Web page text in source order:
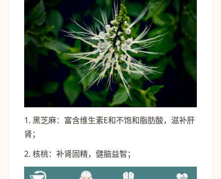
1. 黑芝麻：富含维生素E和不饱和脂肪酸，滋补肝
肾；
2. 核桃：补肾固精，健脑益智；